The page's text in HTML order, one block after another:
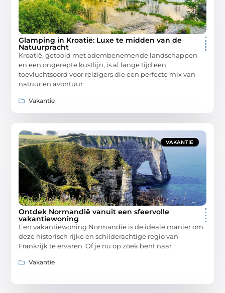
Glamping in Kroatië: Luxe te midden van de
Natuurpracht
Kroatië, getooid met adembenemende landschappen
en een ongerepte kustlijn, is al lange tijd een
toevluchtsoord voor reizigers die een perfecte mix van
natuur en avontuur
Vakantie
VAKANTIE
Ontdek Normandië vanuit een sfeervolle
vakantiewoning
Een vakantiewoning Normandië is de ideale manier om
deze historisch rijke en schilderachtige regio van
Frankrijk te ervaren. Of je nu op zoek bent naar
Vakantie